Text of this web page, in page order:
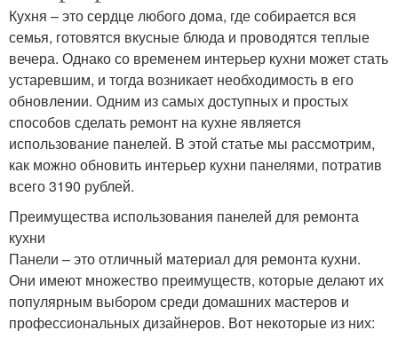
Кухня – это сердце любого дома, где собирается вся
семья, готовятся вкусные блюда и проводятся теплые
вечера. Однако со временем интерьер кухни может стать
устаревшим, и тогда возникает необходимость в его
обновлении. Одним из самых доступных и простых
способов сделать ремонт на кухне является
использование панелей. В этой статье мы рассмотрим,
как можно обновить интерьер кухни панелями, потратив
всего 3190 рублей.
Преимущества использования панелей для ремонта
кухни
Панели – это отличный материал для ремонта кухни.
Они имеют множество преимуществ, которые делают их
популярным выбором среди домашних мастеров и
профессиональных дизайнеров. Вот некоторые из них: